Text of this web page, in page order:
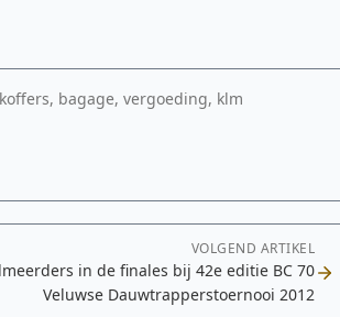
bagage, vergoeding, klm
VOLGEND ARTIKEL
in de finales bij 42e editie BC 70
Veluwse Dauwtrapperstoernooi 2012